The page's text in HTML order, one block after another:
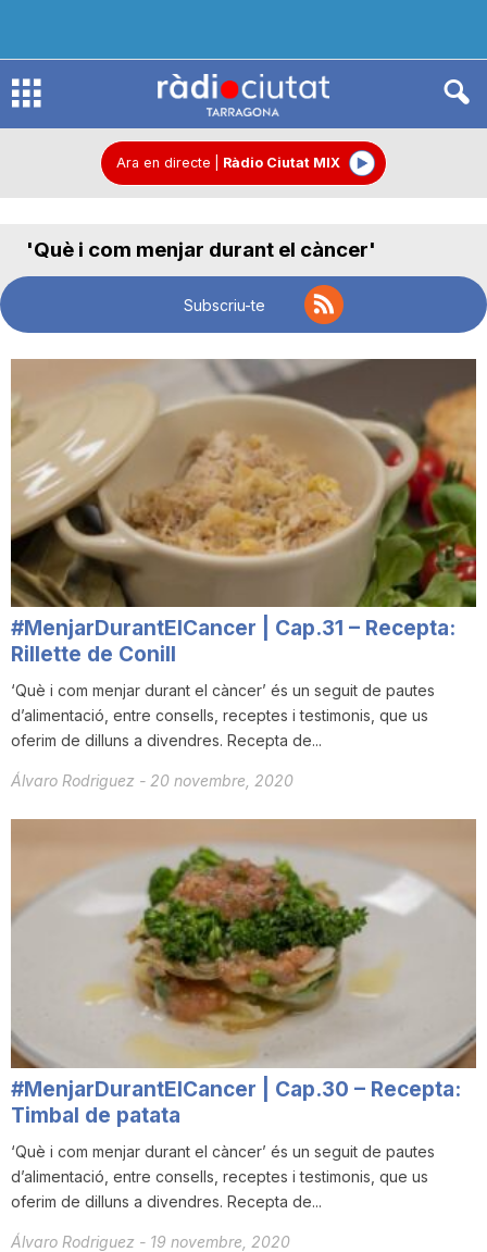
R
i
u
t
a
t
a
r
Ara en directe Ràdio Ciutat MIX
'Què i com menjar durant el càncer'
Subscriu-te
#MenjarDurantElCancer | Cap.31 – Recepta:
Rillette de Conill
‘Què i com menjar durant el càncer’ és un seguit de pautes
d’alimentació, entre consells, receptes i testimonis, que us
oferim de dilluns a divendres. Recepta de...
Álvaro Rodriguez - 20 novembre, 2020
#MenjarDurantElCancer | Cap.30 – Recepta:
Timbal de patata
‘Què i com menjar durant el càncer’ és un seguit de pautes
d’alimentació, entre consells, receptes i testimonis, que us
oferim de dilluns a divendres. Recepta de...
Álvaro Rodriguez - 19 novembre, 2020